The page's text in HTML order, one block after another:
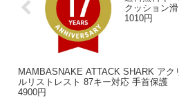
クッション
1010円
MAMBASNAKE ATTACK SHARK アク
ルリストレスト 87キー対応 手首保護
4900円